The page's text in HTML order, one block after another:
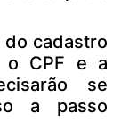
do cadastro
o CPF e a
se
a passo